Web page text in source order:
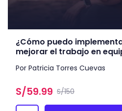
¿Cómo puedo
mejorar el trabajo en
Por Patricia Torres Cuevas
S/59.99 S/150